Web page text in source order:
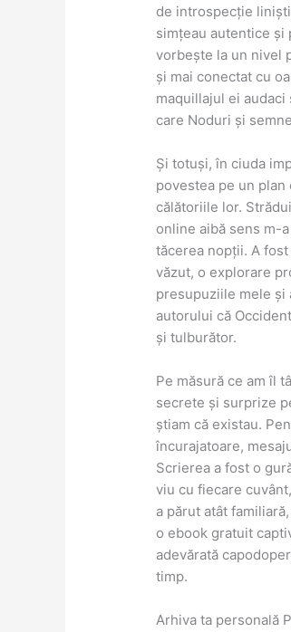
de introspecție
simțeau autentice și
vorbește la un nivel
și mai conectat cu
maquillajul ei
care Noduri și
Și totuși, în ciuda
povestea pe un
călătoriile lor.
online aibă sens m-
tăcerea nopții. A
văzut, o explorare
presupuziile mele și
autorului că
și tulburător.
Pe măsură ce am îl
secrete și surprize
știam că existau.
încurajatoare,
Scrierea a fost o
viu cu fiecare
a părut atât
o ebook gratuit
adevărată
timp.
Arhiva ta personală